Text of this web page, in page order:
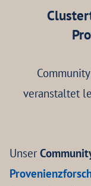
veranstaltet
Unser